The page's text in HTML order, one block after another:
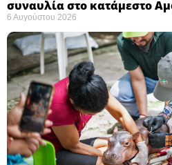
συναυλία στο κατάμεστο
6 Αυγούστου 2026